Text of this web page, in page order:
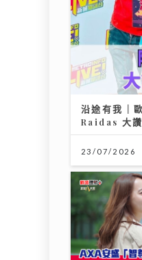
民生無小事
19/07/2026